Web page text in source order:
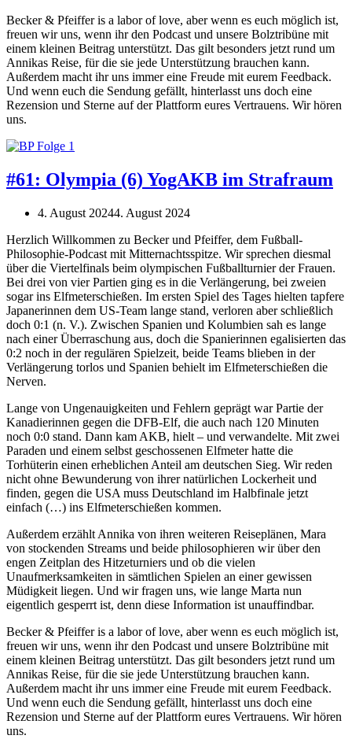
Becker & Pfeiffer is a labor of love, aber wenn es euch möglich ist,
freuen wir uns, wenn ihr den Podcast und unsere Bolztribüne mit
einem kleinen Beitrag unterstützt. Das gilt besonders jetzt rund um
Annikas Reise, für die sie jede Unterstützung brauchen kann.
Außerdem macht ihr uns immer eine Freude mit eurem Feedback.
Und wenn euch die Sendung gefällt, hinterlasst uns doch eine
Rezension und Sterne auf der Plattform eures Vertrauens. Wir hören
uns.
#61: Olympia (6) YogAKB im Strafraum
4. August 20244. August 2024
Herzlich Willkommen zu Becker und Pfeiffer, dem Fußball-
Philosophie-Podcast mit Mitternachtsspitze. Wir sprechen diesmal
über die Viertelfinals beim olympischen Fußballturnier der Frauen.
Bei drei von vier Partien ging es in die Verlängerung, bei zweien
sogar ins Elfmeterschießen. Im ersten Spiel des Tages hielten tapfere
Japanerinnen dem US-Team lange stand, verloren aber schließlich
doch 0:1 (n. V.). Zwischen Spanien und Kolumbien sah es lange
nach einer Überraschung aus, doch die Spanierinnen egalisierten das
0:2 noch in der regulären Spielzeit, beide Teams blieben in der
Verlängerung torlos und Spanien behielt im Elfmeterschießen die
Nerven.
Lange von Ungenauigkeiten und Fehlern geprägt war Partie der
Kanadierinnen gegen die DFB-Elf, die auch nach 120 Minuten
noch 0:0 stand. Dann kam AKB, hielt – und verwandelte. Mit zwei
Paraden und einem selbst geschossenen Elfmeter hatte die
Torhüterin einen erheblichen Anteil am deutschen Sieg. Wir reden
nicht ohne Bewunderung von ihrer natürlichen Lockerheit und
finden, gegen die USA muss Deutschland im Halbfinale jetzt
einfach (…) ins Elfmeterschießen kommen.
Außerdem erzählt Annika von ihren weiteren Reiseplänen, Mara
von stockenden Streams und beide philosophieren wir über den
engen Zeitplan des Hitzeturniers und ob die vielen
Unaufmerksamkeiten in sämtlichen Spielen an einer gewissen
Müdigkeit liegen. Und wir fragen uns, wie lange Marta nun
eigentlich gesperrt ist, denn diese Information ist unauffindbar.
Becker & Pfeiffer is a labor of love, aber wenn es euch möglich ist,
freuen wir uns, wenn ihr den Podcast und unsere Bolztribüne mit
einem kleinen Beitrag unterstützt. Das gilt besonders jetzt rund um
Annikas Reise, für die sie jede Unterstützung brauchen kann.
Außerdem macht ihr uns immer eine Freude mit eurem Feedback.
Und wenn euch die Sendung gefällt, hinterlasst uns doch eine
Rezension und Sterne auf der Plattform eures Vertrauens. Wir hören
uns.